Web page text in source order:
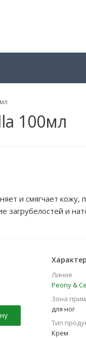
100мл
и смягчает кожу,
загрубелостей и
Линия
Peony &
Зона
для ног
Тип
Крем